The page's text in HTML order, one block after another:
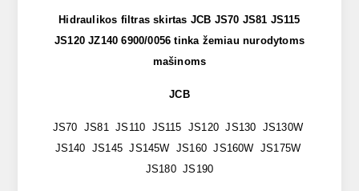
Hidraulikos filtras skirtas JCB JS70 JS81 JS115
JS120 JZ140 6900/0056 tinka žemiau nurodytoms
mašinoms
JCB
JS70 JS81 JS110 JS115 JS120 JS130 JS130W
JS140 JS145 JS145W JS160 JS160W JS175W
JS180 JS190